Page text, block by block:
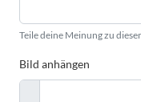
Teile deine Meinung zu
Bild anhängen